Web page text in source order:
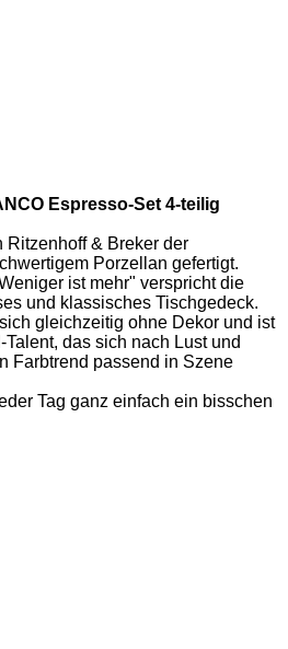
Espresso-Set 4-teilig
Ritzenhoff & Breker der
Porzellan gefertigt.
ist mehr" verspricht die
und klassisches Tischgedeck.
gleichzeitig ohne Dekor und ist
das sich nach Lust und
Farbtrend passend in Szene
Tag ganz einfach ein bisschen